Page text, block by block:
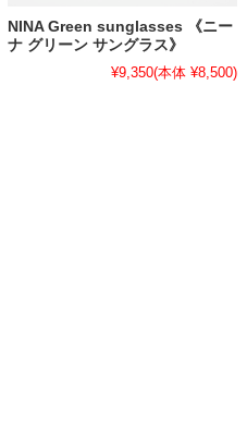
NINA Green sunglasses 《ニー
ナ グリーン サングラス》
¥9,350(本体 ¥8,500)